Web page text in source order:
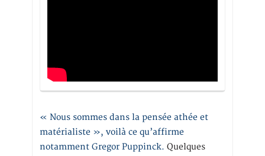
« Nous sommes dans la pensée athée et
matérialiste », voilà ce qu’affirme
notamment Gregor Puppinck. Quelques